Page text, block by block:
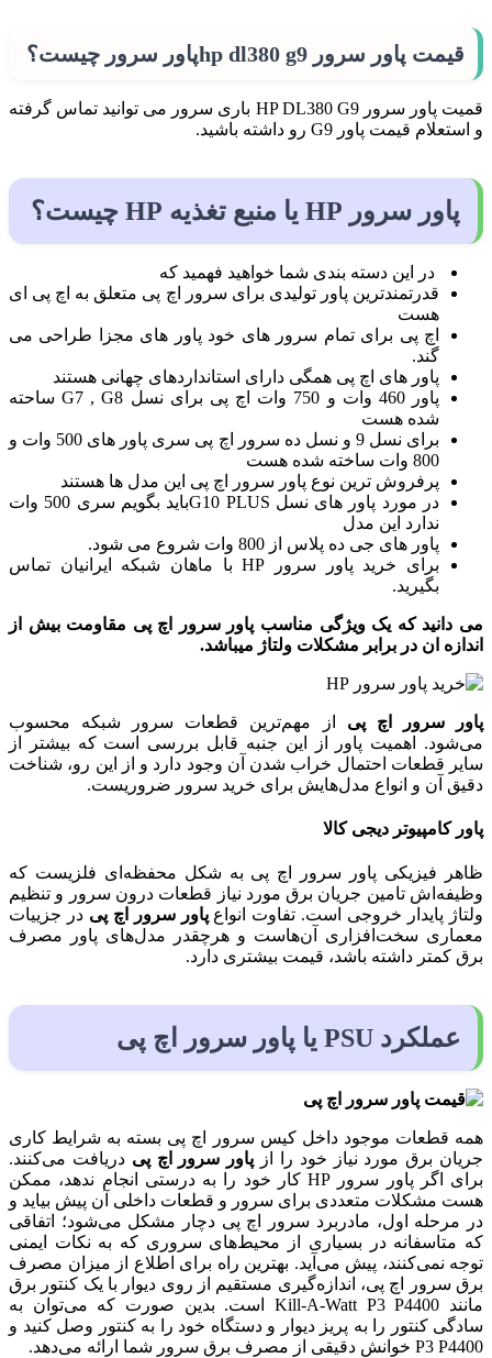
قیمت پاور سرور dl380 g9 پاور سرور چیست؟
قمیت پاور سرور HP DL380 G9 باری سرور می توانید تماس گرفته
و استعلام قیمت پاور G9 رو داشته باشید.
پاور سرور HP یا منبع تغذیه HP چیست؟
در این دسته بندی شما خواهید فهمید که
قدرتمندترین پاور تولیدی برای سرور اچ پی متعلق به اچ پی ای
هست
اچ پی برای تمام سرور های خود پاور های مجزا طراحی می
گند.
پاور های اچ پی همگی دارای استانداردهای چهانی هستند
پاور 460 وات و 750 وات اچ پی برای نسل G7 , G8 ساحته
شده هست
برای نسل 9 و نسل ده سرور اچ پی سری پاور های 500 وات و
800 وات ساخته شده هست
پرفروش ترین نوع پاور سرور اچ پی این مدل ها هستند
در مورد پاور های نسل G10 PLUSباید بگویم سری 500 وات
ندارد این مدل
پاور های جی ده پلاس از 800 وات شروع می شود.
برای خرید پاور سرور HP با ماهان شبکه ایرانیان تماس
بگیرید.
می دانید که یک ویژگی مناسب پاور سرور اچ پی مقاومت بیش از
اندازه ان در برابر مشکلات ولتاژ میباشد.
پاور سرور اچ پی از مهم‌ترین قطعات سرور شبکه محسوب
می‌شود. اهمیت پاور از این جنبه قابل بررسی است که بیشتر از
سایر قطعات احتمال خراب شدن آن وجود دارد و از این رو، شناخت
دقیق آن و انواع مدل‌هایش برای خرید سرور ضروریست.
پاورکامپیوتر دیجی کالا
ظاهر فیزیکی پاور سرور اچ پی به شکل محفظه‌ای فلزیست که
وظیفه‌اش تامین جریان برق مورد نیاز قطعات درون سرور و تنظیم
ولتاژ پایدار خروجی است. تفاوت انواعپاور سرور اچ پی در جزییات
معماری سخت‌افزاری آن‌هاست و هرچقدر مدل‌‌های پاور مصرف
برق کمتر داشته باشد، قیمت بیشتری دارد.
عملکرد PSU یا پاور سرور اچ پی
همه قطعات موجود داخل کیس سرور اچ پی بسته به شرایط کاری
جریان برق مورد نیاز خود را از پاور سرور اچ پی دریافت می‌کنند.
برای اگر پاور سرور HP کار خود را به درستی انجام ندهد، ممکن
هست مشکلات متعددی برای سرور و قطعات داخلی آن پیش بیاید و
در مرحله اول، مادربرد سرور اچ پی دچار مشکل می‌شود؛ اتفاقی
که متاسفانه در بسیاری از محیط‌های سروری که به نکات ایمنی
توجه نمی‌کنند، پیش می‌آید. بهترین راه برای اطلاع از میزان مصرف
برق سرور اچ پی، اندازه‌گیری مستقیم از روی دیوار با یک کنتور برق
مانند Kill-A-Watt P3 P4400 است. بدین صورت که می‌توان به
سادگی کنتور را به پریز دیوار و دستگاه خود را به کنتور وصل کنید و
P3 P4400 خوانش دقیقی از مصرف برق سرور شما ارائه می‌دهد.